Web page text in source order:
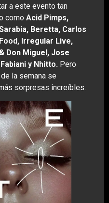
a este evento tan
como Acid Pimps,
Beretta, Carlos
Irregular Live,
Don Miguel, Jose
y Nhitto. Pero
la semana se
sorpresas increíbles.